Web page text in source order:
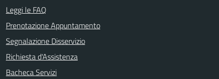
Leggi le FAQ
Prenotazione Appuntamento
Segnalazione Disservizio
Richiesta d'Assistenza
Bacheca Servizi